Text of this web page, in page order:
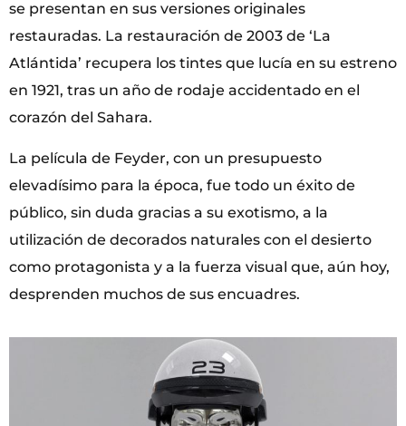
se presentan en sus versiones originales
restauradas. La restauración de 2003 de ‘La
Atlántida’ recupera los tintes que lucía en su estreno
en 1921, tras un año de rodaje accidentado en el
corazón del Sahara.
La película de Feyder, con un presupuesto
elevadísimo para la época, fue todo un éxito de
público, sin duda gracias a su exotismo, a la
utilización de decorados naturales con el desierto
como protagonista y a la fuerza visual que, aún hoy,
desprenden muchos de sus encuadres.